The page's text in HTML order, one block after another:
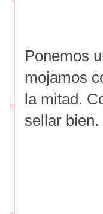
Ponemos
mojamos
la mitad.
sellar bien.